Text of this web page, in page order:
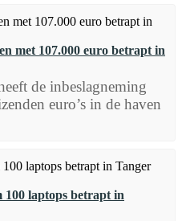
met 107.000 euro betrapt in
de inbeslagneming
euro’s in de haven
laptops betrapt in